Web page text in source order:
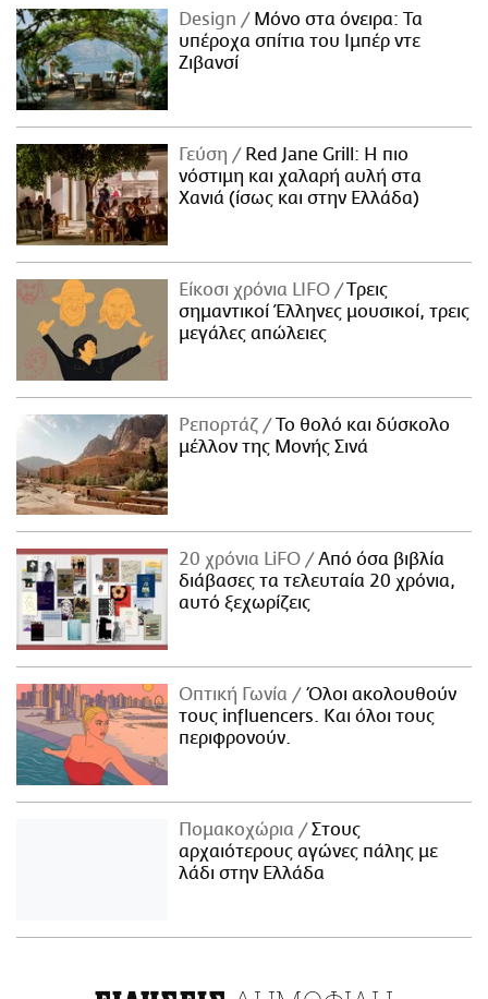
Design
Μόνο στα όνειρα: Τα
υπέροχα σπίτια του Ιμπέρ ντε
Ζιβανσί
Γεύση
Red Jane Grill: Η πιο
νόστιμη και χαλαρή αυλή στα
Χανιά (ίσως και στην Ελλάδα)
Είκοσι χρόνια LIFO
Tρεις
σημαντικοί Έλληνες μουσικοί, τρεις
μεγάλες απώλειες
Ρεπορτάζ
Το θολό και δύσκολο
μέλλον της Μονής Σινά
20 χρόνια LiFO
Από όσα βιβλία
διάβασες τα τελευταία 20 χρόνια,
αυτό ξεχωρίζεις
Οπτική Γωνία
Όλοι ακολουθούν
τους influencers. Και όλοι τους
περιφρονούν.
Πομακοχώρια
Στους
αρχαιότερους αγώνες πάλης με
λάδι στην Ελλάδα